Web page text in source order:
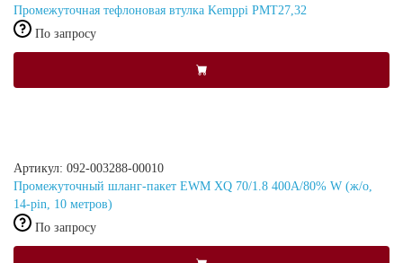
Промежуточная тефлоновая втулка Kemppi PMT27,32
По запросу
Артикул: 092-003288-00010
Промежуточный шланг-пакет EWM XQ 70/1.8 400A/80% W (ж/о,
14-pin, 10 метров)
По запросу